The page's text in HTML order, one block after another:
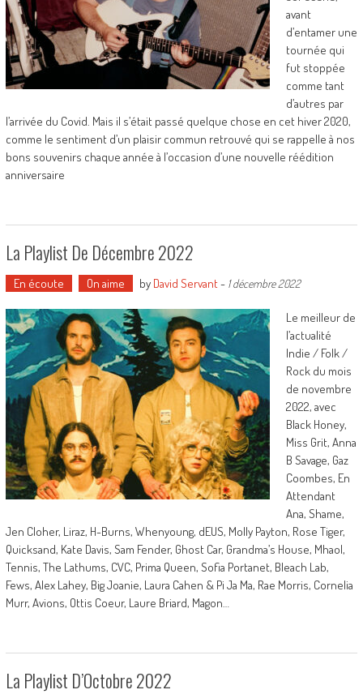
avant
d’entamer une
tournée qui
fut stoppée
comme tant
d’autres par
l’arrivée du Covid. Mais il s’était passé quelque chose en cet hiver 2020,
comme le sentiment d’un plaisir commun retrouvé qui se rappelle à nos
bons souvenirs chaque année à l’occasion d’une nouvelle réédition
anniversaire
La Playlist De Décembre 2022
En écoute On aime by David Servant- 1 décembre 2022
Le meilleur de
l’actualité
Indie / Folk /
Rock du mois
de novembre
2022, avec
Black Honey,
Miss Grit, Anna
B Savage, Gaz
Coombes, En
Attendant
Ana, Shame,
Jen Cloher, Liraz, H-Burns, Whenyoung, dEUS, Molly Payton, Rose Tiger,
Quicksand, Kate Davis, Sam Fender, Ghost Car, Grandma’s House, Mhaol,
Tennis, The Lathums, CVC, Prima Queen, Sofia Portanet, Bleach Lab,
Fews, Alex Lahey, Big Joanie, Laura Cahen & Pi Ja Ma, Rae Morris, Cornelia
Murr, Avions, Ottis Coeur, Laure Briard, Magon…
La Playlist D’Octobre 2022